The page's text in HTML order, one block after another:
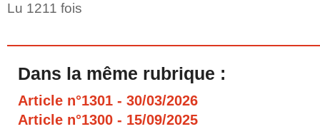
Lu 1211 fois
Dans la même rubrique :
Article n°1301 - 30/03/2026
Article n°1300 - 15/09/2025